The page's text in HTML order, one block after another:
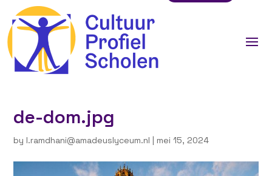
de-dom.jpg
by l.ramdhani@amadeuslyceum.nl | mei 15, 2024